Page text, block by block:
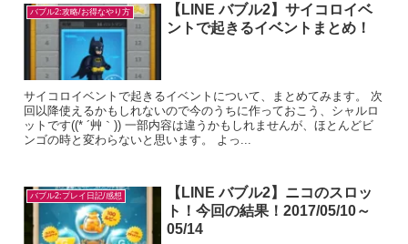
バブル2:攻略/お得なやり方
【LINE バブル2】サイコロイベ
ントで起きるイベントまとめ！
サイコロイベントで起きるイベントについて、まとめてみます。 次
回以降使えるかもしれないので今のうちに作っておこう、シャルロ
ットです((* ´艸｀)) 一部内容は違うかもしれませんが、ほとんどビ
ンゴの時と変わらないと思います。 よっ...
バブル2:プレイ日記/感想
【LINE バブル2】ニコのスロッ
ト！今回の結果！2017/05/10～
05/14